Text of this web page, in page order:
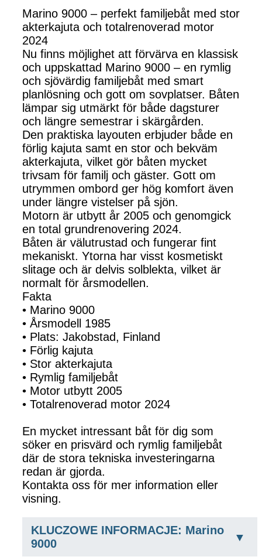
Marino 9000 – perfekt familjebåt med stor
akterkajuta och totalrenoverad motor
2024
Nu finns möjlighet att förvärva en klassisk
och uppskattad Marino 9000 – en rymlig
och sjövärdig familjebåt med smart
planlösning och gott om sovplatser. Båten
lämpar sig utmärkt för både dagsturer
och längre semestrar i skärgården.
Den praktiska layouten erbjuder både en
förlig kajuta samt en stor och bekväm
akterkajuta, vilket gör båten mycket
trivsam för familj och gäster. Gott om
utrymmen ombord ger hög komfort även
under längre vistelser på sjön.
Motorn är utbytt år 2005 och genomgick
en total grundrenovering 2024.
Båten är välutrustad och fungerar fint
mekaniskt. Ytorna har visst kosmetiskt
slitage och är delvis solblekta, vilket är
normalt för årsmodellen.
Fakta
• Marino 9000
• Årsmodell 1985
• Plats: Jakobstad, Finland
• Förlig kajuta
• Stor akterkajuta
• Rymlig familjebåt
• Motor utbytt 2005
• Totalrenoverad motor 2024
En mycket intressant båt för dig som
söker en prisvärd och rymlig familjebåt
där de stora tekniska investeringarna
redan är gjorda.
Kontakta oss för mer information eller
visning.
KLUCZOWE INFORMACJE: Marino
9000